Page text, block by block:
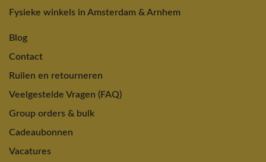
Fysieke winkels in Amsterdam & Arnhem
Blog
Contact
Ruilen en retourneren
Veelgestelde Vragen (FAQ)
Group orders & bulk
Cadeaubonnen
Vacatures